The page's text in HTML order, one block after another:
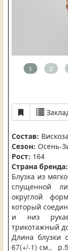
1 2
Состав:
Сезон: Осень-
Рост: 164
Страна бренда:
Блузка из
спущенной
округлой
который
и низ
трикотажный
Длина блузки
67(+/-1) см.,